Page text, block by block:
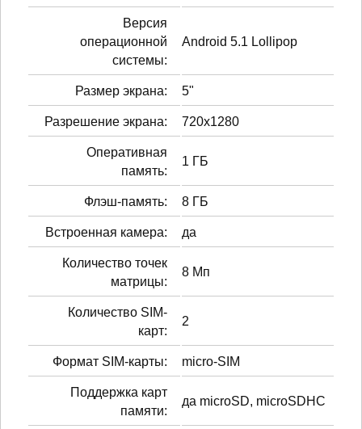
Версия
операционной
системы:
Android 5.1 Lollipop
Размер экрана: 5"
Разрешение экрана: 720x1280
Оперативная
память:
1 ГБ
Флэш-память: 8 ГБ
Встроенная камера: да
Количество точек
матрицы:
8 Мп
Количество SIM-
карт:
2
Формат SIM-карты: micro-SIM
Поддержка карт
памяти:
да microSD, microSDHC